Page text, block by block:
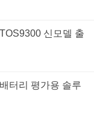
신모델 출
터리 평가용 솔루